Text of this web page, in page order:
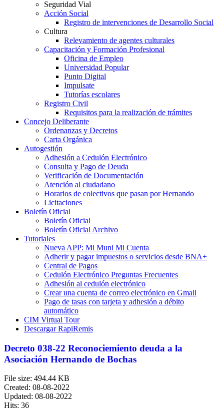
Seguridad Vial
Acción Social
Registro de intervenciones de Desarrollo Social
Cultura
Relevamiento de agentes culturales
Capacitación y Formación Profesional
Oficina de Empleo
Universidad Popular
Punto Digital
Impulsate
Tutorías escolares
Registro Civil
Requisitos para la realización de trámites
Concejo Deliberante
Ordenanzas y Decretos
Carta Orgánica
Autogestión
Adhesión a Cedulón Electrónico
Consulta y Pago de Deuda
Verificación de Documentación
Atención al ciudadano
Horarios de colectivos que pasan por Hernando
Licitaciones
Boletín Oficial
Boletín Oficial
Boletín Oficial Archivo
Tutoriales
Nueva APP: Mi Muni Mi Cuenta
Adherir y pagar impuestos o servicios desde BNA+
Central de Pagos
Cedulón Electrónico Preguntas Frecuentes
Adhesión al cedulón electrónico
Crear una cuenta de correo electrónico en Gmail
Pago de tasas con tarjeta y adhesión a débito
automático
CIM Virtual Tour
Descargar RapiRemis
Decreto 038-22 Reconociemiento deuda a la
Asociación Hernando de Bochas
File size: 494.44 KB
Created: 08-08-2022
Updated: 08-08-2022
Hits: 36